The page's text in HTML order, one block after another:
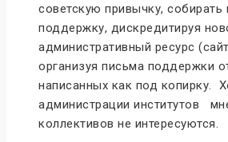
советскую привычку,
поддержку, дискредитируя
административный ресурс
организуя письма поддержки
написанных как под копирку.
администрации институтов
коллективов не интересуются.